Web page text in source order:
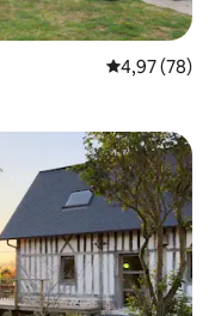
Évaluation
4,97 (78)